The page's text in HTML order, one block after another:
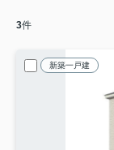
3件
新築一戸建